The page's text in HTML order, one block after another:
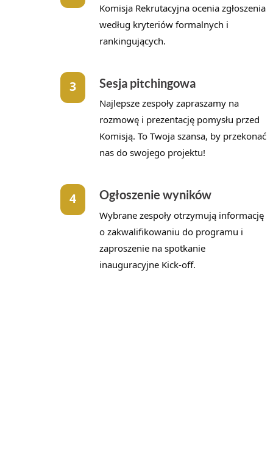
Komisja Rekrutacyjna ocenia zgłoszenia
według kryteriów formalnych i
rankingujących.
3 Sesja pitchingowa
Najlepsze zespoły zapraszamy na
rozmowę i prezentację pomysłu przed
Komisją. To Twoja szansa, by przekonać
nas do swojego projektu!
4 Ogłoszenie wyników
Wybrane zespoły otrzymują informację
o zakwalifikowaniu do programu i
zaproszenie na spotkanie
inauguracyjne Kick-off.